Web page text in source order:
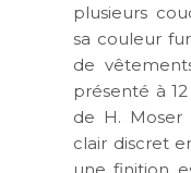
plusieurs
sa couleur
de
présenté à
de H. Moser
clair discret
une finition